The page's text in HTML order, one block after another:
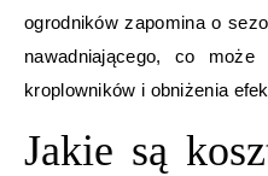
ogrodników zapomina o
nawadniającego, co
kroplowników i obniżenia
Jakie są